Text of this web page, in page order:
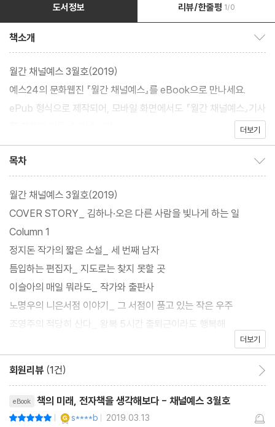
도서정보 리뷰/한줄평 1/0
책소개
월간 채널예스 3월호(2019)
예스24의 문화웹진 『월간 채널예스』를 eBook으로 만나세요.
ePub 형식으로 제작되어, 모바일 화면에서도 『월간 채널예스』기사
더보기
목차
월간 채널예스 3월호(2019)
COVER STORY_ 김하나·오은 다른 사람을 빛나게 하는 일
Column 1
정지돈 작가의 짧은 소설_ 세 번째 남자
틈입하는 편집자_ 지도로는 찾지 못할 곳
이슬아의 매일 뭐라도_ 작가와 출판사
노명우의 니은서점 이야기_ 그 서점이 품고 있는 작은 우주
조영주의 적당히 산다_ 왕복 5시간 출퇴근이라도 행복해
MONTHLY THEME_ 앞으로의 전자책
전자책의 미래는 어떻게 될까
그래서 전자책을 읽는 사람들
더보기
회원리뷰 (1건)
eBook 책의 미래, 전자책을 생각해보다 - 채널예스 3월호
| s****b | 2019.03.13